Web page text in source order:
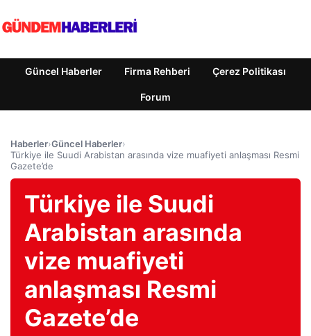
Güncel Haberler Firma Rehberi Çerez Politikası
Forum
Haberler›Güncel Haberler›
Türkiye ile Suudi Arabistan arasında vize muafiyeti anlaşması Resmi
Gazete’de
Türkiye ile Suudi
Arabistan arasında
vize muafiyeti
anlaşması Resmi
Gazete’de